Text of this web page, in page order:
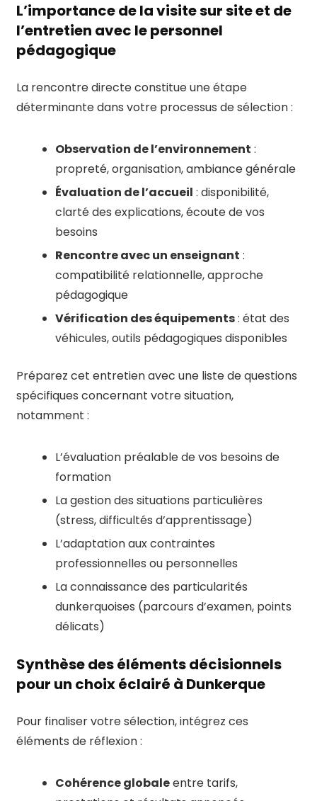
L’importance de la visite sur site et de
l’entretien avec le personnel
pédagogique
La rencontre directe constitue une étape
déterminante dans votre processus de sélection :
Observation de l’environnement :
propreté, organisation, ambiance générale
Évaluation de l’accueil : disponibilité,
clarté des explications, écoute de vos
besoins
Rencontre avec un enseignant :
compatibilité relationnelle, approche
pédagogique
Vérification des équipements: état des
véhicules, outils pédagogiques disponibles
Préparez cet entretien avec une liste de questions
spécifiques concernant votre situation,
notamment :
L’évaluation préalable de vos besoins de
formation
La gestion des situations particulières
(stress, difficultés d’apprentissage)
L’adaptation aux contraintes
professionnelles ou personnelles
La connaissance des particularités
dunkerquoises (parcours d’examen, points
délicats)
Synthèse des éléments décisionnels
pour un choix éclairé à Dunkerque
Pour finaliser votre sélection, intégrez ces
éléments de réflexion :
Cohérence globaleentre tarifs,